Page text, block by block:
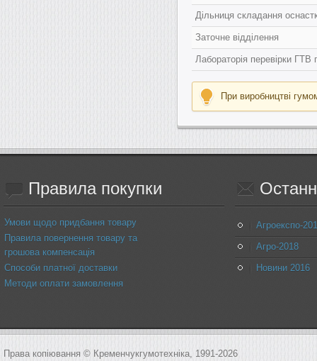
Дільниця складання
Заточне відділення
Лабораторія перевірки ГТВ
При виробництві
Правилапокупки
Умови щодо придбання товару
Правила повернення товару та
грошова компенсація
Способи платної доставки
Методи оплати замовлення
Агроекспо-
Агро-2018
Новини 2016
Права копіювання © Кременчукгумотехніка, 1991-2026